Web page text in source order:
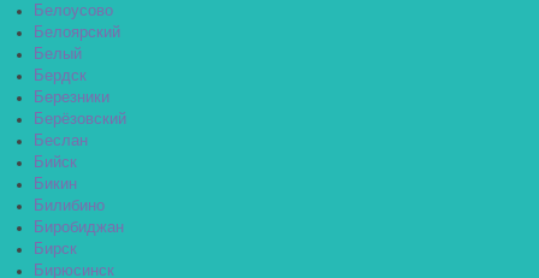
Белоусово
Белоярский
Белый
Бердск
Березники
Берёзовский
Беслан
Бийск
Бикин
Билибино
Биробиджан
Бирск
Бирюсинск